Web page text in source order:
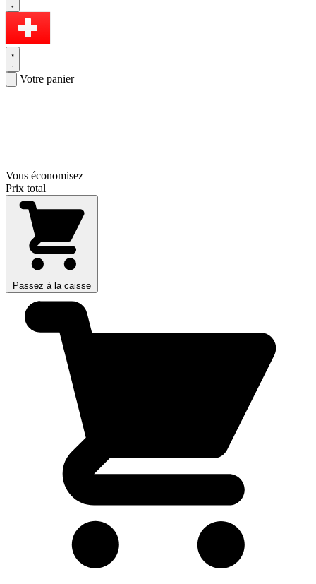
Votre panier
Vous économisez
Prix total
Passez à la caisse